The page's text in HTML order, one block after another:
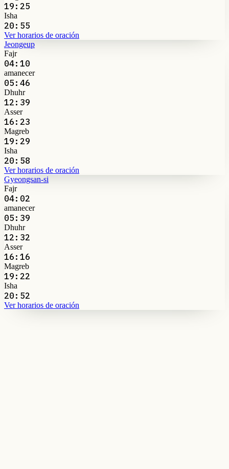
19:25
Isha
20:55
Ver horarios de oración
Jeongeup
Fajr
04:10
amanecer
05:46
Dhuhr
12:39
Asser
16:23
Magreb
19:29
Isha
20:58
Ver horarios de oración
Gyeongsan-si
Fajr
04:02
amanecer
05:39
Dhuhr
12:32
Asser
16:16
Magreb
19:22
Isha
20:52
Ver horarios de oración